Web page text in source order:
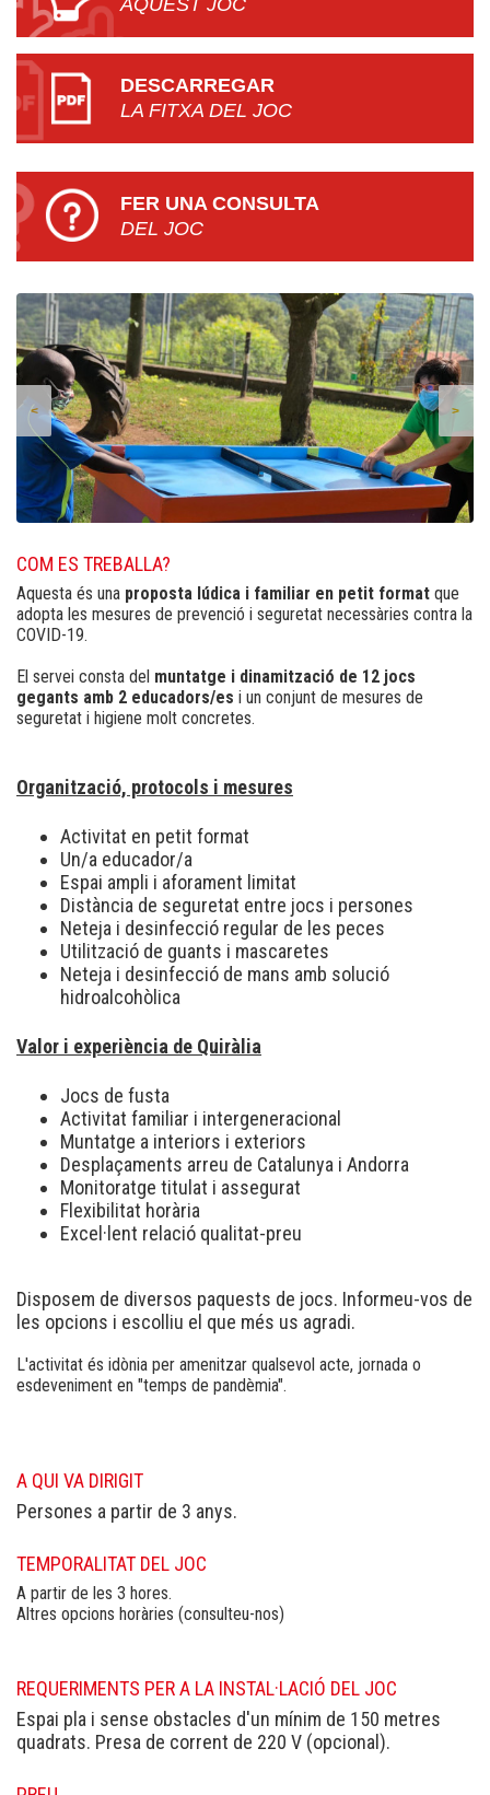
AQUEST JOC
DESCARREGAR
LA FITXA DEL JOC
FER UNA CONSULTA
DEL JOC
>
<
COM ES TREBALLA?
Aquesta és una proposta lúdica i familiar en petit format que
adopta les mesures de prevenció i seguretat necessàries contra la
COVID-19.
El servei consta del muntatge i dinamització de 12 jocs
gegants amb 2 educadors/es i un conjunt de mesures de
seguretat i higiene molt concretes.
Organització, protocols i mesures
Activitat en petit format
Un/a educador/a
Espai ampli i aforament limitat
Distància de seguretat entre jocs i persones
Neteja i desinfecció regular de les peces
Utilització de guants i mascaretes
Neteja i desinfecció de mans amb solució
hidroalcohòlica
Valor i experiència de Quiràlia
Jocs de fusta
Activitat familiar i intergeneracional
Muntatge a interiors i exteriors
Desplaçaments arreu de Catalunya i Andorra
Monitoratge titulat i assegurat
Flexibilitat horària
Excel·lent relació qualitat-preu
Disposem de diversos paquests de jocs. Informeu-vos de
les opcions i escolliu el que més us agradi.
L'activitat és idònia per amenitzar qualsevol acte, jornada o
esdeveniment en "temps de pandèmia".
A QUI VA DIRIGIT
Persones a partir de 3 anys.
TEMPORALITAT DEL JOC
A partir de les 3 hores.
Altres opcions horàries (consulteu-nos)
REQUERIMENTS PER A LA INSTAL·LACIÓ DEL JOC
Espai pla i sense obstacles d'un mínim de 150 metres
quadrats. Presa de corrent de 220 V (opcional).